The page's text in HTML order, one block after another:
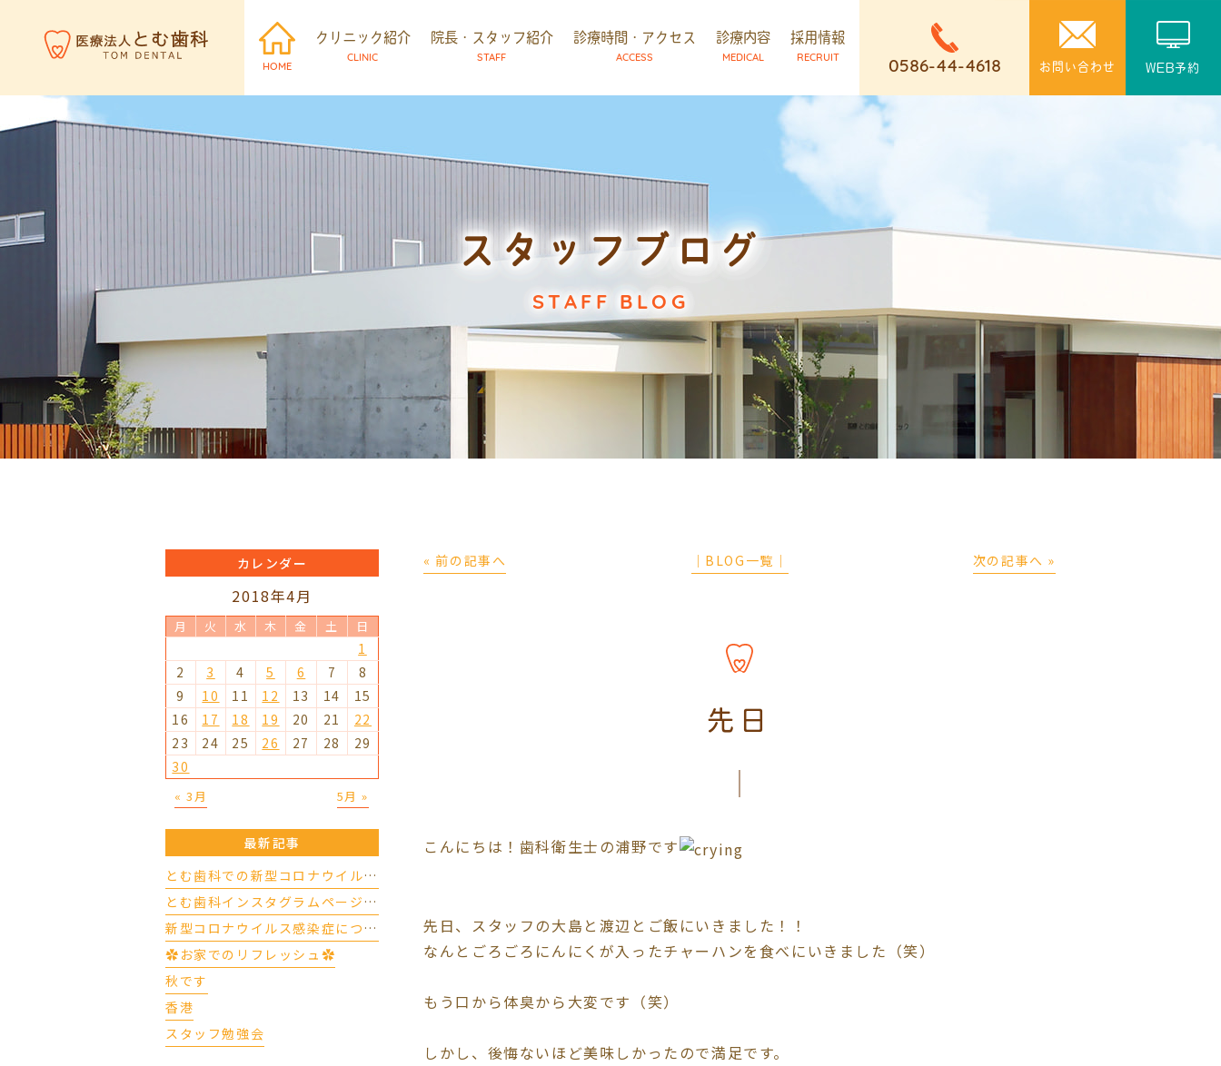
0586-44-4618 お問い合わせ WEB予約
HOME
クリニック紹介
CLINIC
院長・スタッフ紹介
STAFF
診療時間・アクセス
ACCESS
診療内容
MEDICAL
採用情報
RECRUIT
スタッフブログ
STAFF BLOG
« 前の記事へ │BLOG一覧│ 次の記事へ »
先日
こんにちは！歯科衛生士の浦野です
先日、スタッフの大島と渡辺とご飯にいきました！！
なんとごろごろにんにくが入ったチャーハンを食べにいきました（笑）
もう口から体臭から大変です（笑）
しかし、後悔ないほど美味しかったので満足です。
カレンダー
2018年4月
月 火 水 木 金 土 日
« 3月 5月 »
1
2
3 4 5 6 7
8
9
10 11 12 13 14
15
16
17 18 19 20 21
22
23
24 25 26 27 28
29
30
最新記事
とむ歯科での新型コロナウイルスの対応について（4/17更新）
とむ歯科インスタグラムページができました
新型コロナウイルス感染症について
✿お家でのリフレッシュ✿
秋です
香港
スタッフ勉強会